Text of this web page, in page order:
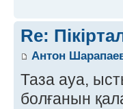
Re:
Антон
Таза ауа,
болғанын